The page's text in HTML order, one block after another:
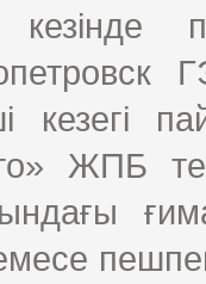
кезінде
ЖПБ